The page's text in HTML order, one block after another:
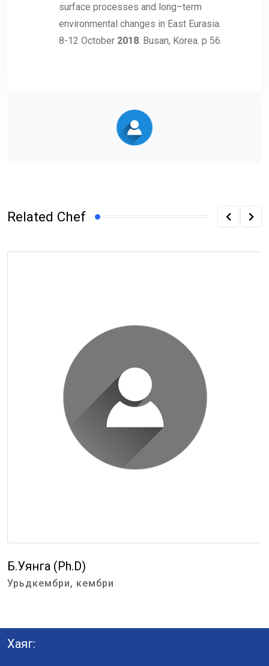
surface processes and long–term
environmental changes in East Eurasia.
8-12 October 2018 . Busan, Korea. p 56.
Related Chef
Б.Уянга (Ph.D)
Урьдкембри, кембри
Хаяг: